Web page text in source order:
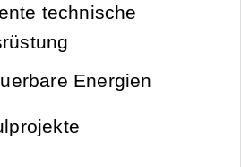
technische
Energien